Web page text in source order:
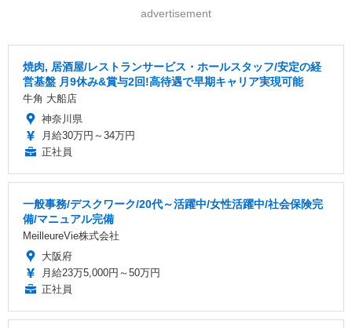
advertisement
焼肉, 居酒屋/レストランサービス・ホールスタッフ/安定の経
営基盤 月9休み&賞与2回!高待遇で早期キャリア実現可能
牛角 大船店
神奈川県
月給30万円～34万円
正社員
一般事務/デスクワーク/20代～活躍中/女性活躍中/社会保険完
備/マニュアル完備
MeilleureVie株式会社
大阪府
月給23万5,000円～50万円
正社員